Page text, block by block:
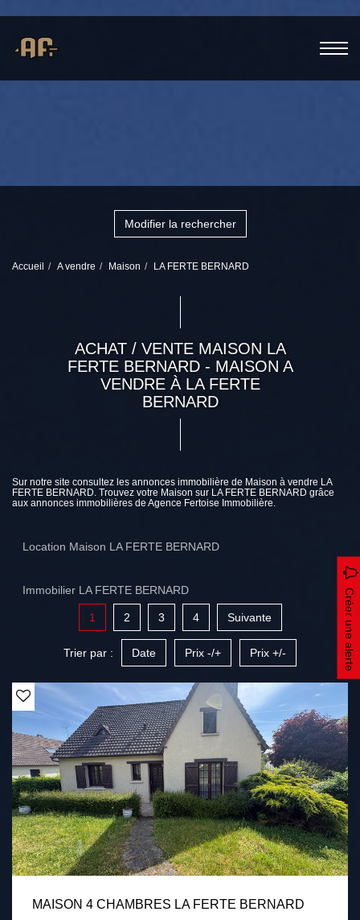
Modifier la rechercher
Accueil A vendre Maison LA FERTE BERNARD
ACHAT / VENTE MAISON LA
FERTE BERNARD - MAISON A
VENDRE À LA FERTE
BERNARD
Sur notre site consultez les annonces immobilière de Maison à vendre LA
FERTE BERNARD. Trouvez votre Maison sur LA FERTE BERNARD grâce
aux annonces immobilières de Agence Fertoise Immobilière.
Location Maison LA FERTE BERNARD
Immobilier LA FERTE BERNARD Créer une alerte
1 2 3 4 Suivante
Trier par : Date Prix -/+ Prix +/-
MAISON 4 CHAMBRES LA FERTE BERNARD